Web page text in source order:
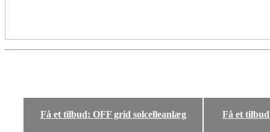
Få et tilbud: OFF grid solcelleanlæg Få et